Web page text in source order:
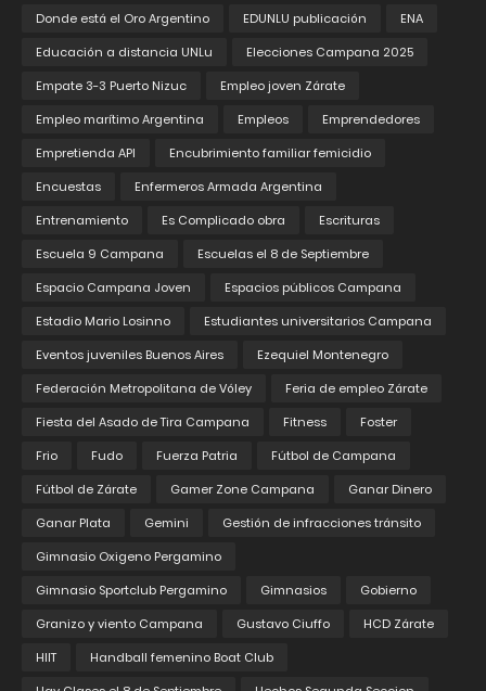
Donde está el Oro Argentino
EDUNLU publicación
ENA
Educación a distancia UNLu
Elecciones Campana 2025
Empate 3-3 Puerto Nizuc
Empleo joven Zárate
Empleo marítimo Argentina
Empleos
Emprendedores
Empretienda API
Encubrimiento familiar femicidio
Encuestas
Enfermeros Armada Argentina
Entrenamiento
Es Complicado obra
Escrituras
Escuela 9 Campana
Escuelas el 8 de Septiembre
Espacio Campana Joven
Espacios públicos Campana
Estadio Mario Losinno
Estudiantes universitarios Campana
Eventos juveniles Buenos Aires
Ezequiel Montenegro
Federación Metropolitana de Vóley
Feria de empleo Zárate
Fiesta del Asado de Tira Campana
Fitness
Foster
Frio
Fudo Fuerza Patria
Fútbol de Campana
Fútbol de Zárate
Gamer Zone Campana
Ganar Dinero
Ganar Plata
Gemini
Gestión de infracciones tránsito
Gimnasio Oxigeno Pergamino
Gimnasio Sportclub Pergamino
Gimnasios
Gobierno
Granizo y viento Campana
Gustavo Ciuffo
HCD Zárate
HIIT
Handball femenino Boat Club